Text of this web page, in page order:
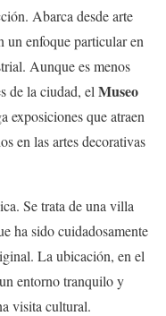
Abarca desde arte
un enfoque particular en
Aunque es menos
de la ciudad, el Museo
exposiciones que atraen
en las artes decorativas
Se trata de una villa
ha sido cuidadosamente
La ubicación, en el
entorno tranquilo y
visita cultural.